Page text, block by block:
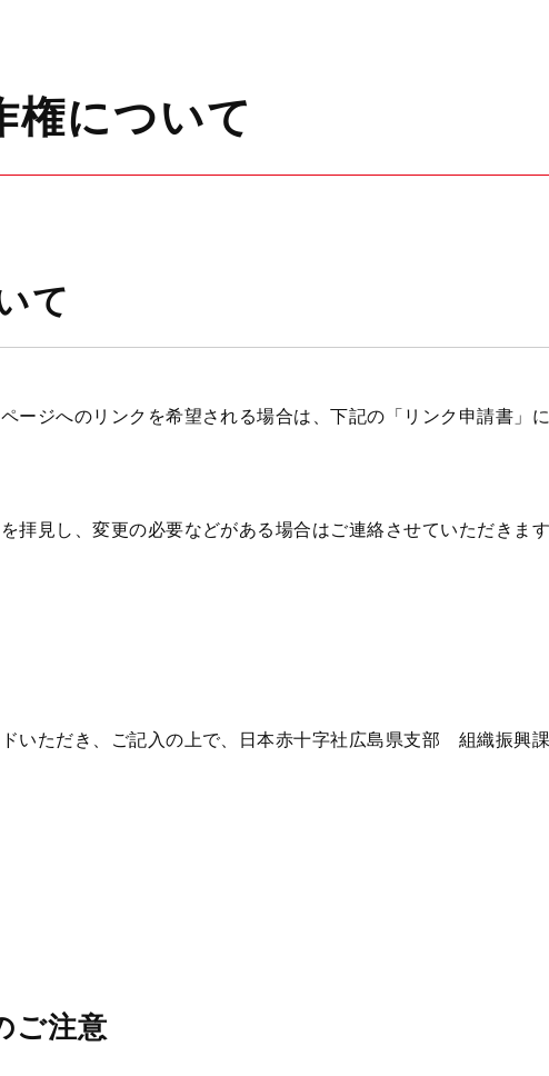
権について
て
ージへのリンクを希望される場合は、下記の「リンク申請書」
拝見し、変更の必要などがある場合はご連絡させていただきます
いただき、ご記入の上で、日本赤十字社広島県支部 組織振興
ご注意